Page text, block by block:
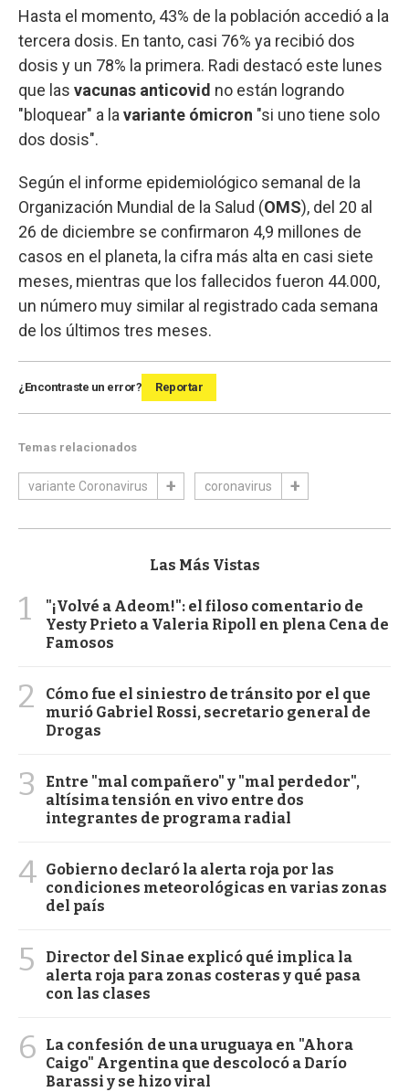
Hasta el momento, 43% de la población accedió a la
tercera dosis. En tanto, casi 76% ya recibió dos
dosis y un 78% la primera. Radi destacó este lunes
que las vacunas anticovid no están logrando
"bloquear" a lavariante ómicron "si uno tiene solo
dos dosis".
Según el informe epidemiológico semanal de la
Organización Mundial de la Salud (OMS), del 20 al
26 de diciembre se confirmaron 4,9 millones de
casos en el planeta, la cifra más alta en casi siete
meses, mientras que los fallecidos fueron 44.000,
un número muy similar al registrado cada semana
de los últimos tres meses.
¿Encontraste un error? Reportar
Temas relacionados
variante Coronavirus coronavirus
Las Más Vistas
1
"¡Volvé a Adeom!": el filoso comentario de
Yesty Prieto a Valeria Ripoll en plena Cena de
Famosos
2
Cómo fue el siniestro de tránsito por el que
murió Gabriel Rossi, secretario general de
Drogas
3
Entre "mal compañero" y "mal perdedor",
altísima tensión en vivo entre dos
integrantes de programa radial
4 Gobierno declaró la alerta roja por las
condiciones meteorológicas en varias zonas
del país
5
Director del Sinae explicó qué implica la
alerta roja para zonas costeras y qué pasa
con las clases
6
La confesión de una uruguaya en "Ahora
Caigo" Argentina que descolocó a Darío
Barassi y se hizo viral